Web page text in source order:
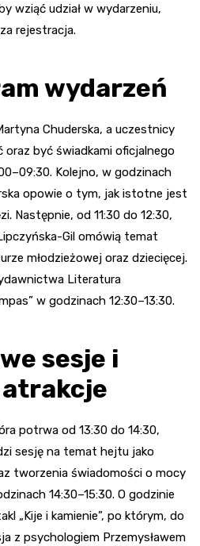
wziąć udział w wydarzeniu,
rejestracja.
wydarzeń
Chuderska, a uczestnicy
oraz być świadkami oficjalnego
Kolejno, w godzinach
opowie o tym, jak istotne jest
Następnie, od 11:30 do 12:30,
Gil omówią temat
młodzieżowej oraz dziecięcej.
Literatura
w godzinach 12:30–13:30.
sesje i
potrwa od 13:30 do 14:30,
sesję na temat hejtu jako
tworzenia świadomości o mocy
14:30–15:30. O godzinie
„Kije i kamienie”, po którym, do
z psychologiem Przemysławem